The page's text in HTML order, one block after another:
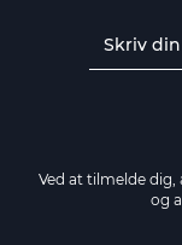
Ved at tilmelde
og